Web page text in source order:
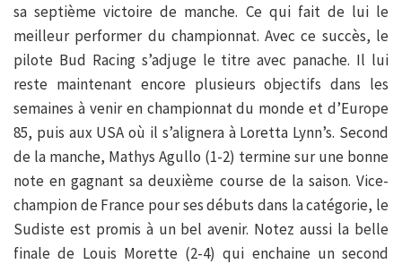
sa septième victoire de manche. Ce qui fait de lui le
meilleur performer du championnat. Avec ce succès, le
pilote Bud Racing s’adjuge le titre avec panache. Il lui
reste maintenant encore plusieurs objectifs dans les
semaines à venir en championnat du monde et d’Europe
85, puis aux USA où il s’alignera à Loretta Lynn’s. Second
de la manche, Mathys Agullo (1-2) termine sur une bonne
note en gagnant sa deuxième course de la saison. Vice-
champion de France pour ses débuts dans la catégorie, le
Sudiste est promis à un bel avenir. Notez aussi la belle
finale de Louis Morette (2-4) qui enchaine un second